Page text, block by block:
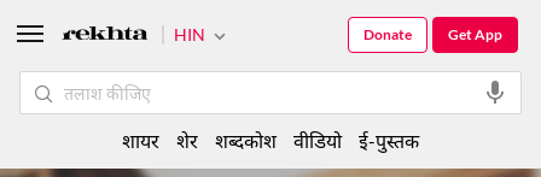
HIN Get App
Donate
शायर शेर शब्दकोश वीडियो ई-पुस्तक